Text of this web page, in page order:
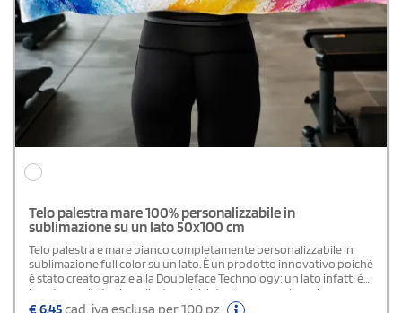
Telo palestra mare 100% personalizzabile in
sublimazione su un lato 50x100 cm
Telo palestra e mare bianco completamente personalizzabile in
sublimazione full color su un lato. È un prodotto innovativo poiché
è stato creato grazie alla Doubleface Technology: un lato infatti è
in cotone e l'altro in poliestere riciclato. La personalizzazione
avviene sul lato in R-Pet. Morbido e avvolgente con grammatura di
€6,45cad. iva esclusa per 100 pz